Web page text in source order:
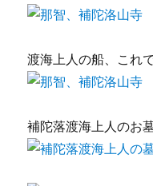
渡海上人の船、これ
補陀落渡海上人のお